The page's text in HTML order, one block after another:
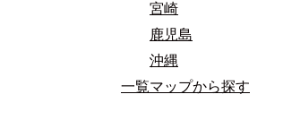
宮崎
鹿児島
沖縄
一覧マップから探す